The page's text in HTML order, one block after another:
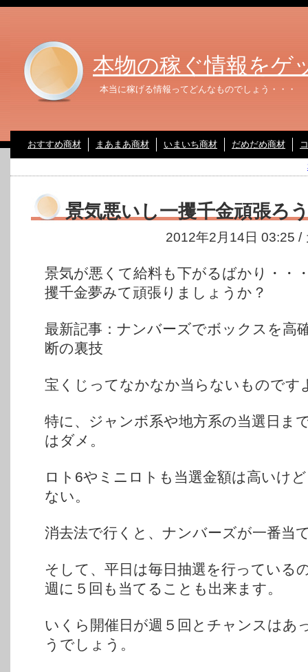
本物の稼ぐ情報をゲ
本当に稼げる情報ってどんなものでしょう・・・
おすすめ商材 まあまあ商材 いまいち商材 だめだめ商材
景気悪いし一攫千金頑張ろ
2012年2月14日 03:25 /
景気が悪くて給料も下がるばかり・・
攫千金夢みて頑張りましょうか？
最新記事：ナンバーズでボックスを高
断の裏技
宝くじってなかなか当らないものです
特に、ジャンボ系や地方系の当選日ま
はダメ。
ロト6やミニロトも当選金額は高いけ
ない。
消去法で行くと、ナンバーズが一番当
そして、平日は毎日抽選を行っている
週に５回も当てることも出来ます。
いくら開催日が週５回とチャンスはあ
うでしょう。